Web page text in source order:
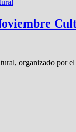
organizado por